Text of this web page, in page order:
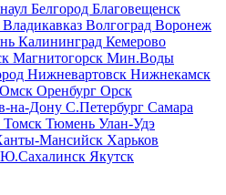
Белгород Благовещенск
Владикавказ Волгоград Воронеж
Калининград Кемерово
Магнитогорск Мин.Воды
Нижневартовск Нижнекамск
Омск Оренбург Орск
на-Дону С.Петербург Самара
Томск Тюмень Улан-Удэ
Мансийск Харьков
Ю.Сахалинск Якутск